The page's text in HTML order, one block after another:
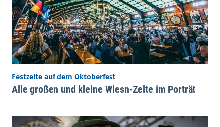
Festzelte auf dem Oktoberfest
Alle großen und kleine Wiesn-Zelte im Porträt